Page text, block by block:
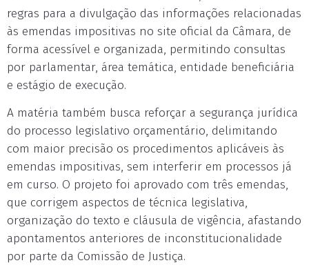
regras para a divulgação das informações relacionadas
às emendas impositivas no site oficial da Câmara, de
forma acessível e organizada, permitindo consultas
por parlamentar, área temática, entidade beneficiária
e estágio de execução.
A matéria também busca reforçar a segurança jurídica
do processo legislativo orçamentário, delimitando
com maior precisão os procedimentos aplicáveis às
emendas impositivas, sem interferir em processos já
em curso. O projeto foi aprovado com três emendas,
que corrigem aspectos de técnica legislativa,
organização do texto e cláusula de vigência, afastando
apontamentos anteriores de inconstitucionalidade
por parte da Comissão de Justiça.